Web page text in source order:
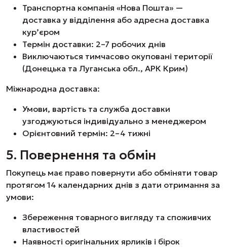
Транспортна компанія «Нова Пошта» —
доставка у відділення або адресна доставка
кур’єром
Термін доставки: 2–7 робочих днів
Виключаються тимчасово окуповані території
(Донецька та Луганська обл., АРК Крим)
Міжнародна доставка:
Умови, вартість та служба доставки
узгоджуються індивідуально з менеджером
Орієнтовний термін: 2–4 тижні
5. Повернення та обмін
Покупець має право повернути або обміняти товар
протягом 14 календарних днів з дати отримання за
умови:
Збереження товарного вигляду та споживчих
властивостей
Наявності оригінальних ярликів і бірок